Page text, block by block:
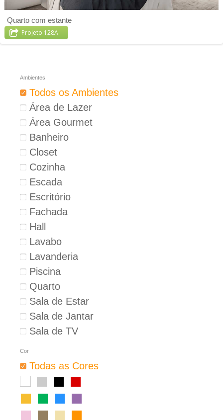
Quarto com estante
Projeto 128A
Ambientes
Todos os Ambientes
Área de Lazer
Área Gourmet
Banheiro
Closet
Cozinha
Escada
Escritório
Fachada
Hall
Lavabo
Lavanderia
Piscina
Quarto
Sala de Estar
Sala de Jantar
Sala de TV
Cor
Todas as Cores